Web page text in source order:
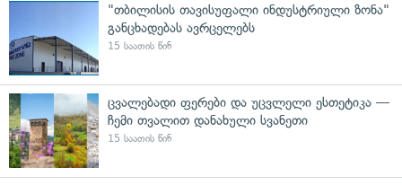
"თბილისის თავისუფალი ინდუსტრიული ზონა"
განცხადებას ავრცელებს
15 საათის წინ
ცვალებადი ფერები და უცვლელი ესთეტიკა —
ჩემი თვალით დანახული სვანეთი
15 საათის წინ